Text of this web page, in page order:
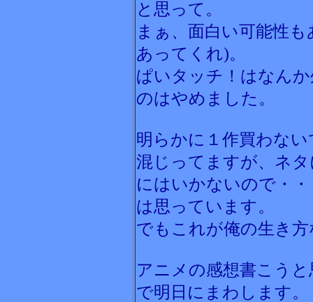
と思って。
まぁ、面白い可能性
あってくれ)。
ぱいタッチ！はなん
のはやめました。
明らかに１作買わな
混じってますが、ネ
にはいかないので・
は思っています。
でもこれが俺の生き
アニメの感想書こう
で明日にまわします。